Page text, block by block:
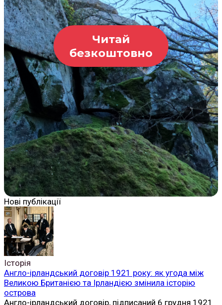
Читай
безкоштовно
Нові публікації
Історія
Англо-ірландський договір 1921 року: як угода між
Великою Британією та Ірландією змінила історію
острова
Англо-ірландський договір, підписаний 6 грудня 1921